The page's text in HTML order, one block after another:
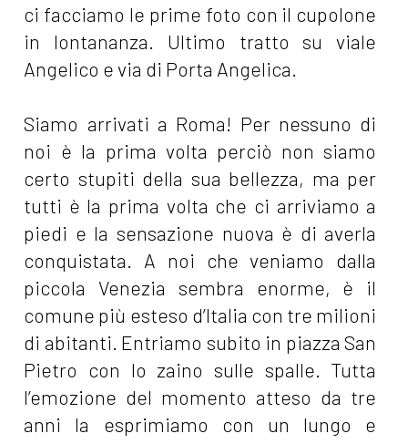
ci facciamo le prime foto con il cupolone
in lontananza. Ultimo tratto su viale
Angelico e via di Porta Angelica.
Siamo arrivati a Roma! Per nessuno di
noi è la prima volta perciò non siamo
certo stupiti della sua bellezza, ma per
tutti è la prima volta che ci arriviamo a
piedi e la sensazione nuova è di averla
conquistata. A noi che veniamo dalla
piccola Venezia sembra enorme, è il
comune più esteso d’Italia con tre milioni
di abitanti. Entriamo subito in piazza San
Pietro con lo zaino sulle spalle. Tutta
l’emozione del momento atteso da tre
anni la esprimiamo con un lungo e